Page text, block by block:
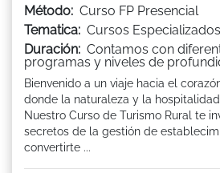
Método: Curso FP Presencial
Tematica: Cursos Especializados
Duración: Contamos con
programas y niveles de
Bienvenido a un viaje hacia el
donde la naturaleza y la
Nuestro Curso de Turismo Rural te
secretos de la gestión de
convertirte ...